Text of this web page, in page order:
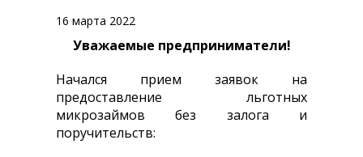
КОНТАКТНАЯ
КОНКУРСЫ
И
16 марта 2022
Уважаемые предприниматели!
Начался прием заявок на
предоставление льготных
микрозаймов без залога и
поручительств: